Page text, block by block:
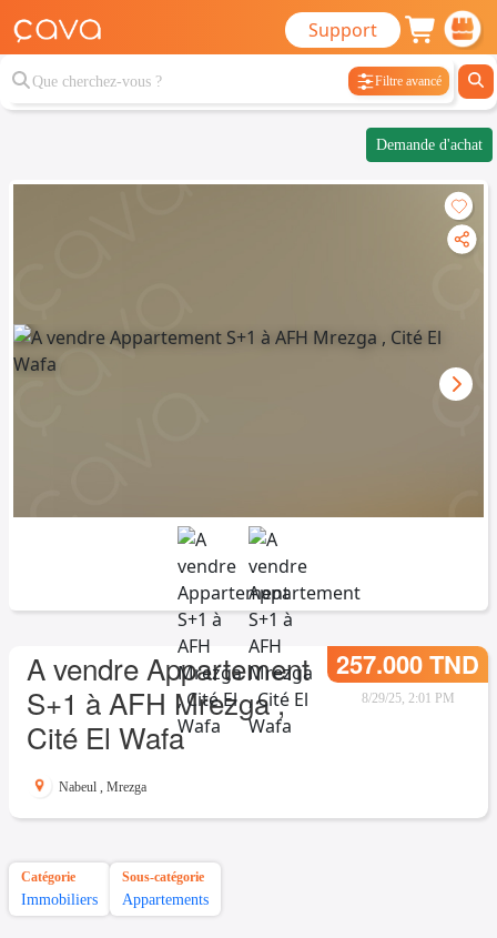
Support
Filtre avancé
Demande d'achat
A vendre Appartement
S+1 à AFH Mrezga ,
Cité El Wafa
257.000 TND
8/29/25, 2:01 PM
Nabeul , Mrezga
Catégorie
Immobiliers
Sous-catégorie
Appartements